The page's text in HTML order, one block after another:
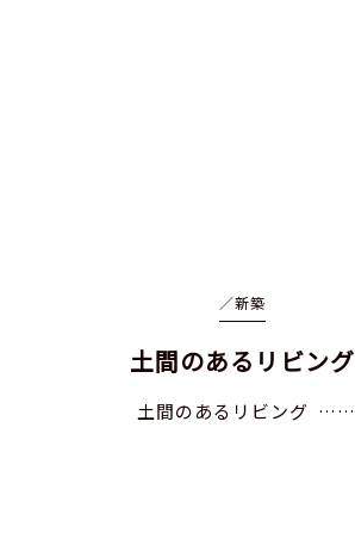
／新築
土間のあるリビング
土間のあるリビング ……